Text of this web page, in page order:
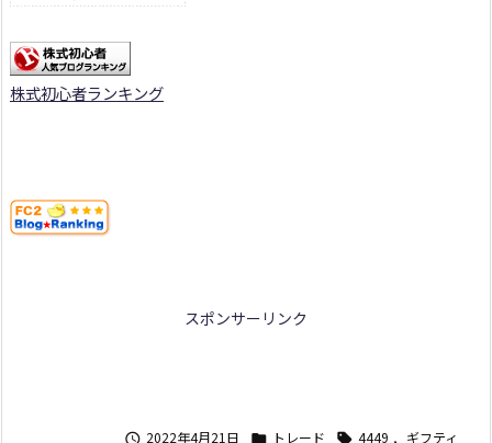
株式初心者ランキング
スポンサーリンク
 2022年4月21日  トレード  4449 , ギフティ